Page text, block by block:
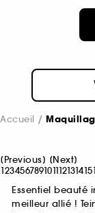
Accueil
[Previous] [Next]
123456789101112131415
Essentiel beauté
meilleur allié !